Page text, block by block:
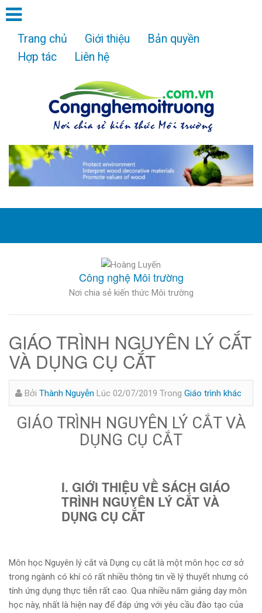
Trang chủ Giới thiệu
Bản quyền
Hợp tác
Liên hệ
Công nghệ Môi trường
Nơi chia sẻ kiến thức Môi trường
GIÁO TRÌNH NGUYÊN LÝ CẮT
VÀ DỤNG CỤ CẮT
Bởi Thành Nguyễn Lúc 02/07/2019 Trong Giáo trình khác
GIÁO TRÌNH NGUYÊN LÝ CẮT VÀ
DỤNG CỤ CẮT
I. GIỚI THIỆU VỀ SÁCH GIÁO
TRÌNH NGUYÊN LÝ CẮT VÀ
DỤNG CỤ CẮT
Môn học Nguyên lý cắt và Dụng cụ cắt là một môn học cơ sở
trong ngành có khí có rất nhiều thông tin về lý thuyết nhưng có
tính ứng dụng thực tiễn rất cao. Qua nhiều năm giảng dạy môn
học này, nhất là hiện nay để đáp ứng với yêu cầu đào tạo của